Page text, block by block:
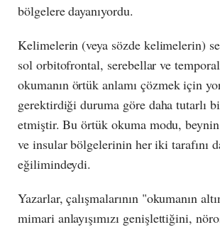
bölgelere dayanıyordu.
Kelimelerin (veya sözde kelimelerin)
sol orbitofrontal, serebellar ve
okumanın örtük anlamı çözmek için
gerektirdiği duruma göre daha tutarlı
etmiştir. Bu örtük okuma modu,
ve insular bölgelerinin her iki tarafını
eğilimindeydi.
Yazarlar, çalışmalarının "okumanın
mimari anlayışımızı genişlettiğini,